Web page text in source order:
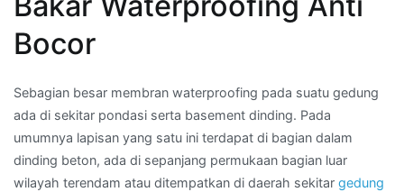
Bocor
Sebagian besar membran waterproofing pada suatu gedung
ada di sekitar pondasi serta basement dinding. Pada
umumnya lapisan yang satu ini terdapat di bagian dalam
dinding beton, ada di sepanjang permukaan bagian luar
wilayah terendam atau ditempatkan di daerah sekitar gedung